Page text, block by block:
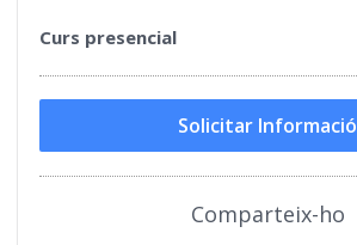
Curs presencial
Solicitar Informació
Comparteix-ho